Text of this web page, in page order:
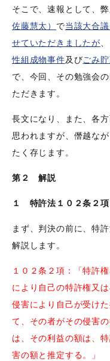
そこで、速報として、
佐藤慧太） で当該大合
せていただきましたが
性組成物事件及びごみ
で、今回、その勉強会
ただきます。
長文になり、また、各
思われますが、僭越な
たく存じます。
第２ 解説
１ 特許法１０２条２項
まず、判決の前に、特
解説します。
１０２条２項：「特許
により自己の特許権又
侵害により自己が受け
て、その者がその侵害
は、その利益の額は、
害の額と推定する。」